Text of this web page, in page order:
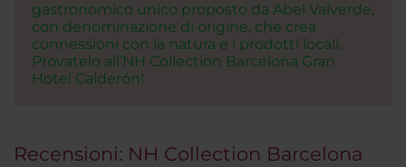
gastronomico unico proposto da Abel Valverde,
con denominazione di origine, che crea
connessioni con la natura e i prodotti locali.
Provatelo all’NH Collection Barcelona Gran
Hotel Calderón!
Recensioni: NH Collection Barcelona